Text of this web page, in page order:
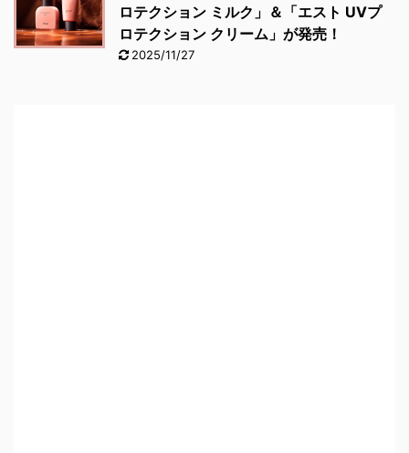
ロテクション ミルク」＆「エスト UVプ
ロテクション クリーム」が発売！
2025/11/27